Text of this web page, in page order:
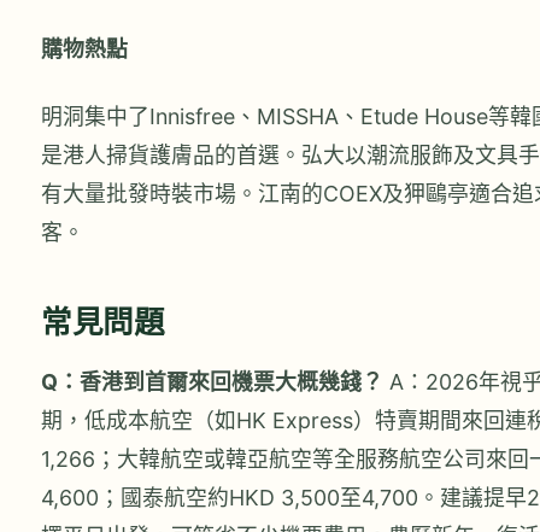
購物熱點
明洞集中了Innisfree、MISSHA、Etude House等韓
是港人掃貨護膚品的首選。弘大以潮流服飾及文具
有大量批發時裝市場。江南的COEX及狎鷗亭適合
客。
常見問題
Q：香港到首爾來回機票大概幾錢？ A：2026年視
期，低成本航空（如HK Express）特賣期間來回連
1,266；大韓航空或韓亞航空等全服務航空公司來
4,600；國泰航空約HKD 3,500至4,700。建議提早